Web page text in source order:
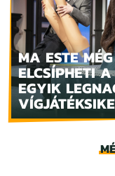
MA ESTE MÉG
ELCSÍPHETI
EGYIK